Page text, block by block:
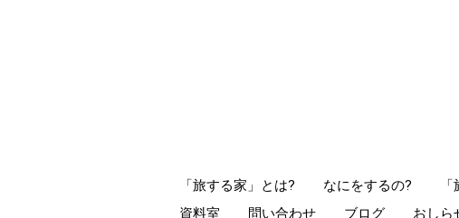
「旅する家」とは? なにをするの?
資料室
問い合わせ ブログ おしら